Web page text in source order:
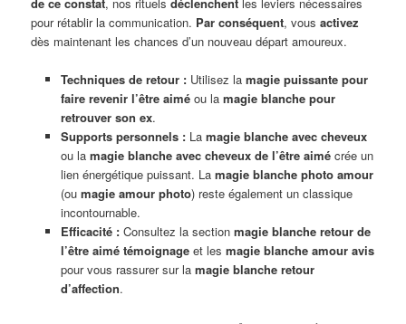
pour rétablir la communication. Par conséquent, vousactivez
dès maintenant les chances d’un nouveau départ amoureux.
Techniques de retour :Utilisez la magie puissante pour
faire revenir l’être aiméou la magie blanche pour
retrouver son ex.
Supports personnels :La magie blanche avec cheveux
ou la magie blanche avec cheveux de l’être aimécrée un
lien énergétique puissant. La magie blanche photo amour
(ou magie amour photo) reste également un classique
incontournable.
Efficacité :Consultez la section magie blanche retour de
l’être aimé témoignageet les magie blanche amour avis
pour vous rassurer sur la magie blanche retour
d’affection.